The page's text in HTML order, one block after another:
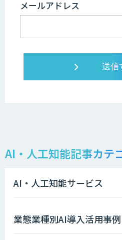
メールアドレス
AI・人工知能記事カテ
AI・人工知能サービス
業態業種別AI導入活用事例